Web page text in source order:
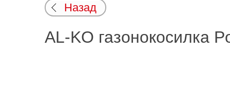
Назад
AL-KO газонокосилка